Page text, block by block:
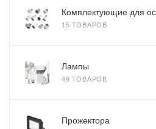
Комплектующие для
15 ТОВАРОВ
Лампы
49 ТОВАРОВ
Прожектора